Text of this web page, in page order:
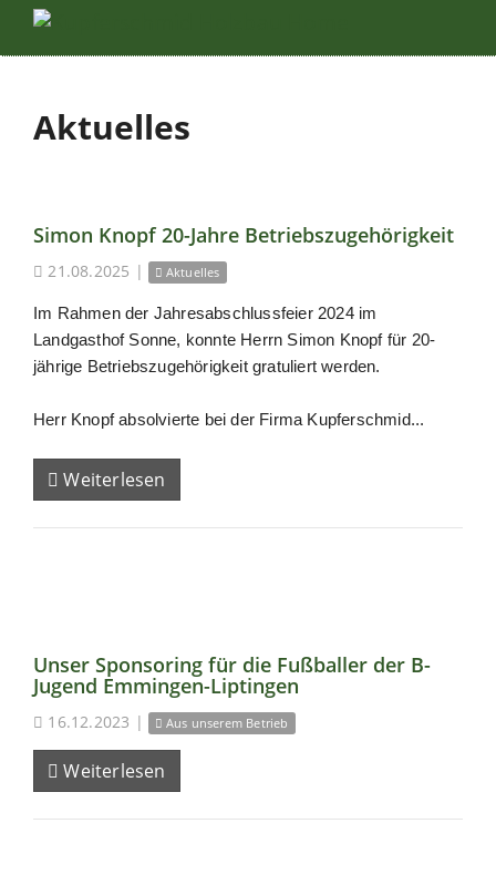
Aktuelles
Simon Knopf 20-Jahre Betriebszugehörigkeit
21.08.2025 | Aktuelles
Im Rahmen der Jahresabschlussfeier 2024 im
Landgasthof Sonne, konnte Herrn Simon Knopf für 20-
jährige Betriebszugehörigkeit gratuliert werden.
Herr Knopf absolvierte bei der Firma Kupferschmid...
Weiterlesen
Unser Sponsoring für die Fußballer der B-
Jugend Emmingen-Liptingen
16.12.2023 | Aus unserem Betrieb
Weiterlesen